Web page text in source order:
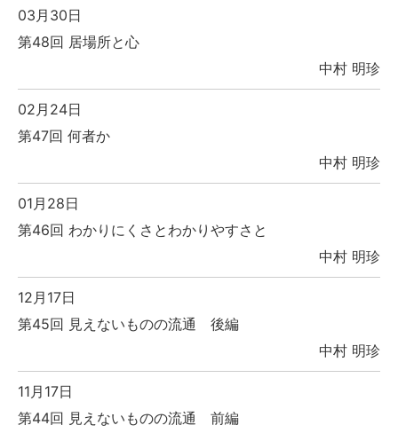
03月30日
第48回 居場所と心
中村 明珍
02月24日
第47回 何者か
中村 明珍
01月28日
第46回 わかりにくさとわかりやすさと
中村 明珍
12月17日
第45回 見えないものの流通 後編
中村 明珍
11月17日
第44回 見えないものの流通 前編